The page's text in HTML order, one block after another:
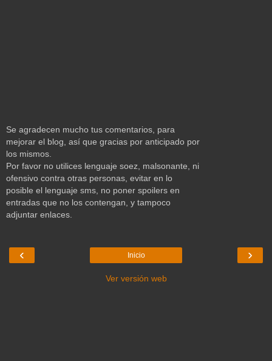
Se agradecen mucho tus comentarios, para
mejorar el blog, así que gracias por anticipado por
los mismos.
Por favor no utilices lenguaje soez, malsonante, ni
ofensivo contra otras personas, evitar en lo
posible el lenguaje sms, no poner spoilers en
entradas que no los contengan, y tampoco
adjuntar enlaces.
‹ ›
Inicio
Ver versión web